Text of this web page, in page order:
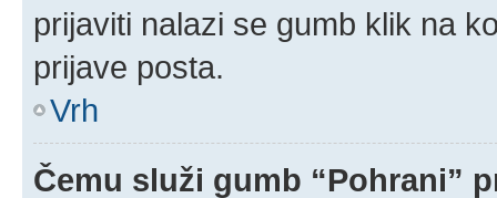
prijaviti nalazi se gumb klik na
prijave posta.
Vrh
Čemu služi gumb “Pohrani”